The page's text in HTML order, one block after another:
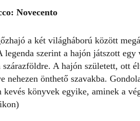
Novecento
a két világháború között
szerint a hajón játszott egy
szárazföldre. A hajón született, ott
nehezen önthető szavakba.
kevés könyvek egyike, aminek a